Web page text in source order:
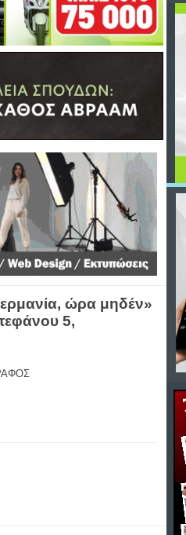
ώρα μηδέν»
5,